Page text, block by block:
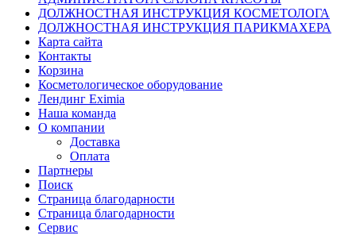
ДОЛЖНОСТНАЯ ИНСТРУКЦИЯ КОСМЕТОЛОГА
ДОЛЖНОСТНАЯ ИНСТРУКЦИЯ ПАРИКМАХЕРА
Карта сайта
Контакты
Корзина
Косметологическое оборудование
Лендинг Eximia
Наша команда
О компании
Доставка
Оплата
Партнеры
Поиск
Страница благодарности
Страница благодарности
Сервис